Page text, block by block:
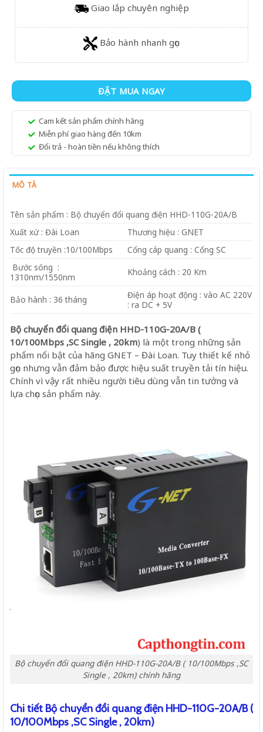
Giao lắp chuyên nghiệp
Bảo hành nhanh gọn
ĐẶT MUA NGAY
Cam kết sản phẩm chính hãng
Miễn phí giao hàng đến 10km
Đổi trả - hoàn tiền nếu không thích
MÔ TẢ
Tên sản phẩm : Bộ chuyển đổi quang điện HHD-110G-20A/B
Xuất xứ : Đài Loan
Thương hiệu : GNET
Tốc độ truyền :10/100Mbps
Cổng cáp quang : Cổng SC
Bước sóng :
1310nm/1550nm
Khoảng cách : 20 Km
Bảo hành : 36 tháng
Điện áp hoạt động : vào AC 220V
: ra DC + 5V
Bộ chuyển đổi quang điện HHD-110G-20A/B (
10/100Mbps ,SC Single , 20km) là một trong những sản
phẩm nổi bật của hãng GNET – Đài Loan. Tuy thiết kế nhỏ
gọn nhưng vẫn đảm bảo được hiệu suất truyền tải tín hiệu.
Chính vì vậy rất nhiều người tiêu dùng vẫn tin tưởng và
lựa chọn sản phẩm này.
Bộ chuyển đổi quang điện HHD-110G-20A/B ( 10/100Mbps ,SC
Single , 20km) chính hãng
Chi tiết Bộ chuyển đổi quang điện HHD-110G-20A/B (
10/100Mbps ,SC Single , 20km)